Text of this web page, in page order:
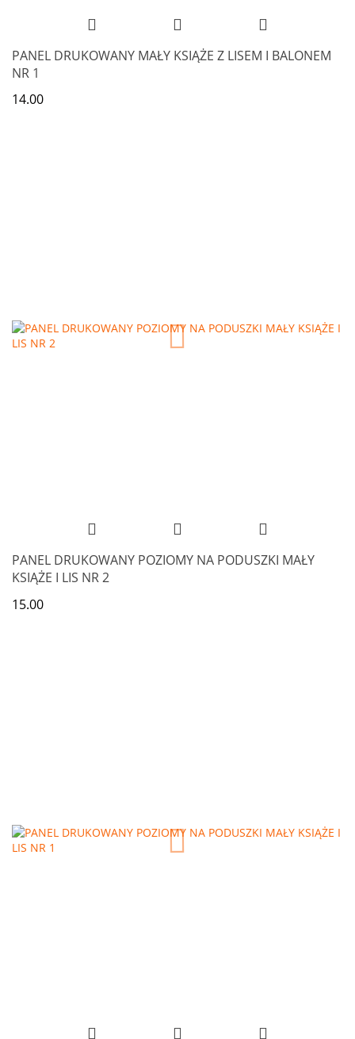
PANEL DRUKOWANY MAŁY KSIĄŻE Z LISEM I BALONEM
NR 1
14.00
PANEL DRUKOWANY POZIOMY NA PODUSZKI MAŁY
KSIĄŻE I LIS NR 2
15.00